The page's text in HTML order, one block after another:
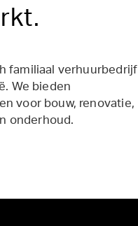
familiaal verhuurbedrijf
We bieden
voor bouw, renovatie,
onderhoud.